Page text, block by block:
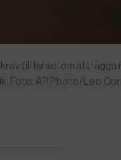
till Israel om att lägga
Foto: AP Photo/Leo